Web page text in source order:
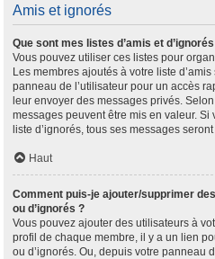
Amis et ignorés
Que sont mes listes d’amis et
Vous pouvez utiliser ces listes pour
Les membres ajoutés à votre liste
panneau de l’utilisateur pour un accès
leur envoyer des messages privés.
messages peuvent être mis en valeur.
liste d’ignorés, tous ses messages
Haut
Comment puis-je ajouter/supprimer
ou d’ignorés ?
Vous pouvez ajouter des utilisateurs à
profil de chaque membre, il y a un lien
ou d’ignorés. Ou, depuis votre panneau